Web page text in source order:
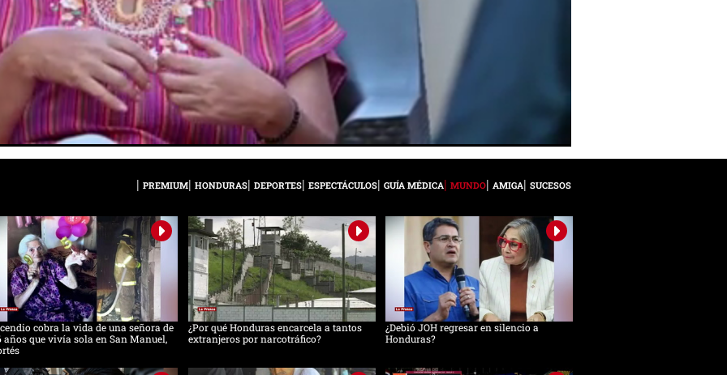
PREMIUM HONDURAS DEPORTES ESPECTÁCULOS GUÍA MÉDICA MUNDO AMIGA SUCESOS
cobra la vida de una señora de
años que vivía sola en San Manuel,
¿Por qué Honduras encarcela a tantos
extranjeros por narcotráfico?
¿Debió JOH regresar en silencio a
Honduras?